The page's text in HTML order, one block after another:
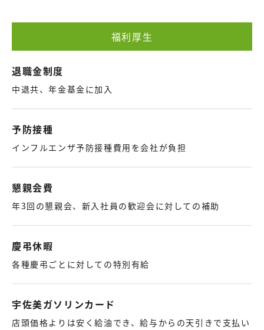
福利厚生
退職金制度
中退共、年金基金に加入
予防接種
インフルエンザ予防接種費用を会社が負担
懇親会費
年3回の懇親会、新入社員の歓迎会に対しての補助
慶弔休暇
各種慶弔ごとに対しての特別有給
宇佐美ガソリンカード
店頭価格よりは安く給油でき、給与からの天引きで支払い